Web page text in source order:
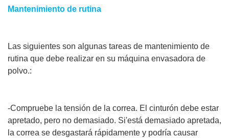
Mantenimiento de rutina
Las siguientes son algunas tareas de mantenimiento de
rutina que debe realizar en su máquina envasadora de
polvo.:
-Compruebe la tensión de la correa. El cinturón debe estar
apretado, pero no demasiado. Si'está demasiado apretada,
la correa se desgastará rápidamente y podría causar